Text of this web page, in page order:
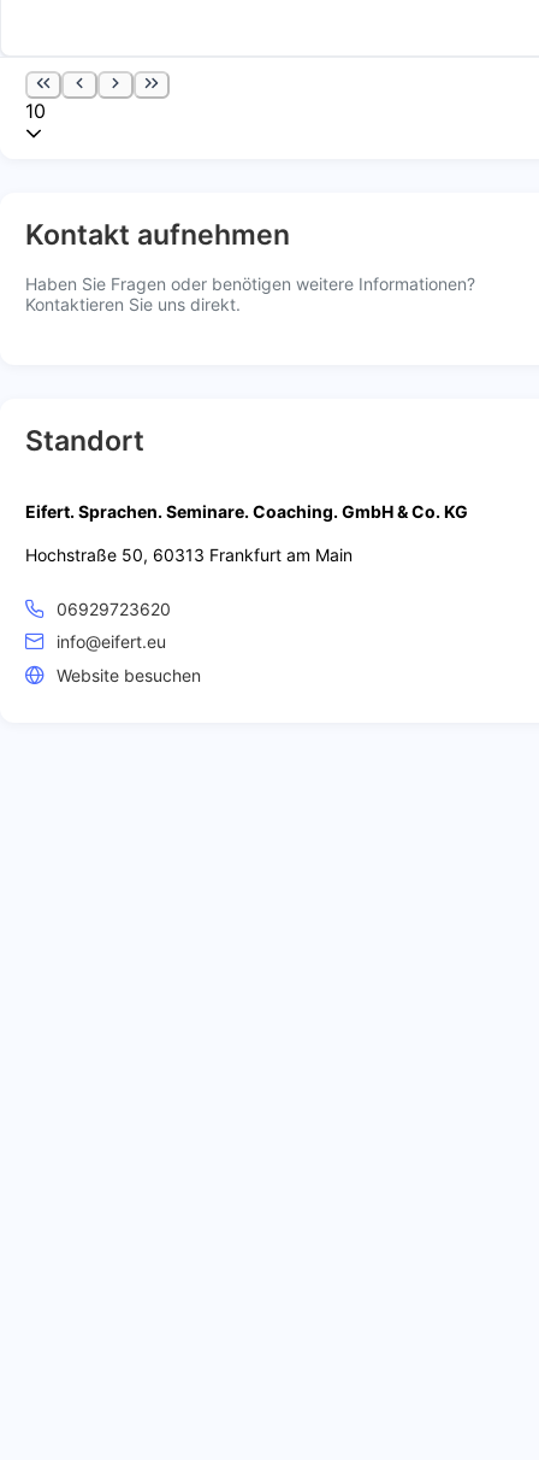
10
Kontakt aufnehmen
Haben Sie Fragen oder benötigen weitere Informationen?
Kontaktieren Sie uns direkt.
Standort
Eifert. Sprachen. Seminare. Coaching. GmbH & Co. KG
Hochstraße 50, 60313 Frankfurt am Main
06929723620
info@eifert.eu
Website besuchen